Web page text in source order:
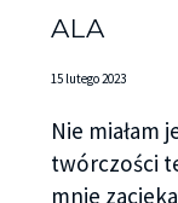
ALA
15 lutego 2023
Nie miałam
twórczości
mnie